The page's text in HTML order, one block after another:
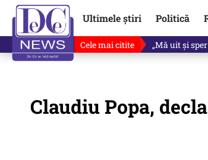
Ultimele știri Politică
Cele mai citite Ce se
Claudiu Popa,